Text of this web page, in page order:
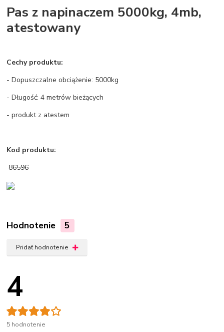
Pas z napinaczem 5000kg, 4mb,
atestowany
Cechy produktu:
- Dopuszczalne obciążenie: 5000kg
- Długość: 4 metrów bieżących
- produkt z atestem
Kod produktu:
86596
Hodnotenie 5
Pridať hodnotenie
4
5 hodnotenie